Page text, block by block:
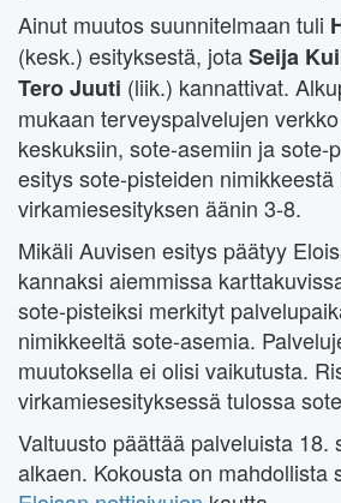
Ainut muutos suunnitelmaan tuli
(kesk.) esityksestä, jotaSeija
Tero Juuti (liik.) kannattivat.
mukaan terveyspalvelujen
keskuksiin, sote-asemiin ja sote-
esitys sote-pisteiden
virkamiesesityksen äänin 3-8.
Mikäli Auvisen esitys päätyy
kannaksi aiemmissa
sote-pisteiksi merkityt
nimikkeeltä sote-asemia.
muutoksella ei olisi vaikutusta.
virkamiesesityksessä tulossa
Valtuusto päättää palveluista 18.
alkaen. Kokousta on mahdollista